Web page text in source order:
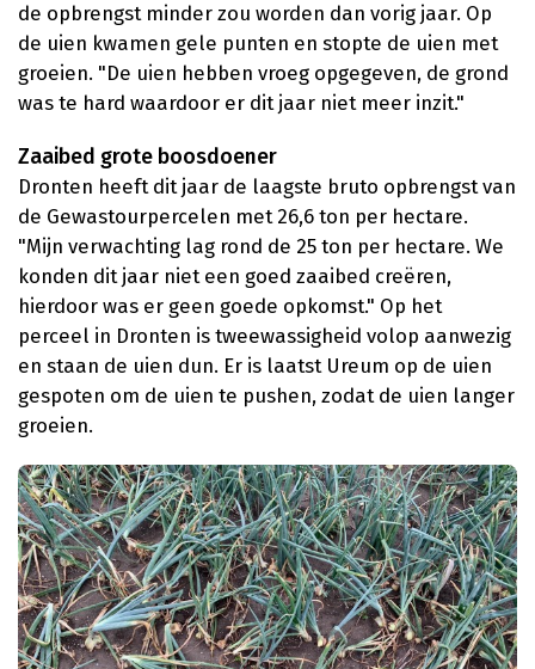
de opbrengst minder zou worden dan vorig jaar. Op
de uien kwamen gele punten en stopte de uien met
groeien. "De uien hebben vroeg opgegeven, de grond
was te hard waardoor er dit jaar niet meer inzit."
Zaaibed grote boosdoener
Dronten heeft dit jaar de laagste bruto opbrengst van
de Gewastourpercelen met 26,6 ton per hectare.
"Mijn verwachting lag rond de 25 ton per hectare. We
konden dit jaar niet een goed zaaibed creëren,
hierdoor was er geen goede opkomst." Op het
perceel in Dronten is tweewassigheid volop aanwezig
en staan de uien dun. Er is laatst Ureum op de uien
gespoten om de uien te pushen, zodat de uien langer
groeien.